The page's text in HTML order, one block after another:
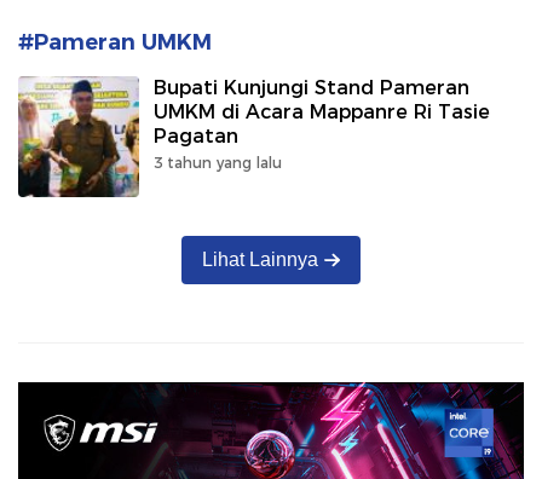
#Pameran UMKM
Bupati Kunjungi Stand Pameran
UMKM di Acara Mappanre Ri Tasie
Pagatan
3 tahun yang lalu
Lihat Lainnya